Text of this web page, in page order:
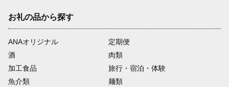
お礼の品から探す
ANAオリジナル
定期便
酒
肉類
加工食品
旅行・宿泊・体験
魚介類
麺類